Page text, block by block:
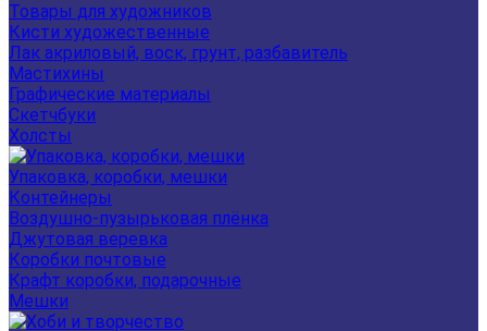
Товары для художников
Кисти художественные
Лак акриловый, воск, грунт, разбавитель
Мастихины
Графические материалы
Скетчбуки
Холсты
Упаковка, коробки, мешки
Контейнеры
Воздушно-пузырьковая плёнка
Джутовая веревка
Коробки почтовые
Крафт коробки, подарочные
Мешки